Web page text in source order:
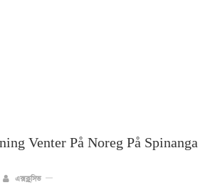
Venter På Noreg På Spinanga
এক্সক্লুসিভ